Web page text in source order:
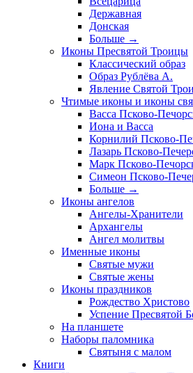
Державная
Донская
Больше →
Иконы Пресвятой Троицы
Классический образ
Образ Рублёва А.
Явление Святой
Чтимые иконы и иконы
Васса Псково-
Иона и Васса
Корнилий Псково-
Лазарь Псково-
Марк Псково-
Симеон Псково-
Больше →
Иконы ангелов
Ангелы-Хранители
Архангелы
Ангел молитвы
Именные иконы
Святые мужи
Святые жены
Иконы праздников
Рождество Христово
Успение Пресвятой
На планшете
Наборы паломника
Святыня с малом
Книги